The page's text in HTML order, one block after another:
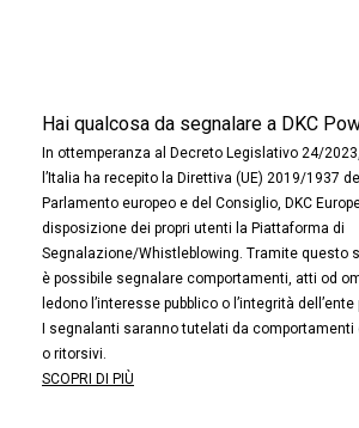
Hai qualcosa da segnalare a DKC
In ottemperanza al Decreto Legislativo 24/
l’Italia ha recepito la Direttiva (UE) 2019/1937 del
Parlamento europeo e del Consiglio, DKC
disposizione dei propri utenti la Piattaforma di
Segnalazione/Whistleblowing. Tramite questo
è possibile segnalare comportamenti, atti od
ledono l’interesse pubblico o l’integrità dell’ente
I segnalanti saranno tutelati da
o ritorsivi.
SCOPRI DI PIÙ